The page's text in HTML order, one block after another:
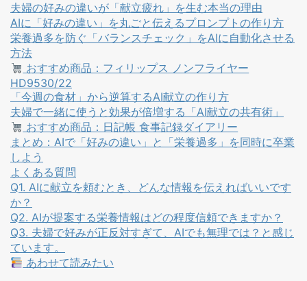
夫婦の好みの違いが「献立疲れ」を生む本当の理由
AIに「好みの違い」を丸ごと伝えるプロンプトの作り方
栄養過多を防ぐ「バランスチェック」をAIに自動化させる
方法
おすすめ商品：フィリップス ノンフライヤー
HD9530/22
「今週の食材」から逆算するAI献立の作り方
夫婦で一緒に使うと効果が倍増する「AI献立の共有術」
おすすめ商品：日記帳 食事記録ダイアリー
まとめ：AIで「好みの違い」と「栄養過多」を同時に卒業
しよう
よくある質問
Q1. AIに献立を頼むとき、どんな情報を伝えればいいです
か？
Q2. AIが提案する栄養情報はどの程度信頼できますか？
Q3. 夫婦で好みが正反対すぎて、AIでも無理では？と感じ
ています。
あわせて読みたい